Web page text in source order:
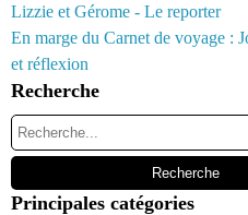
Lizzie et Gérome - Le reporter
En marge du Carnet de voyage :
et réflexion
Recherche
Principales catégories